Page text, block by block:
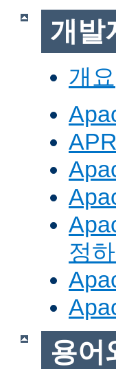
개발
개요
정
용어